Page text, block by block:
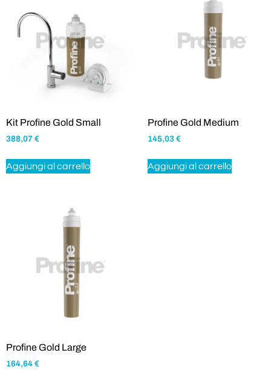
Kit Profine Gold Small
388,07 €
Aggiungi al carrello
Profine Gold Medium
145,03 €
Aggiungi al carrello
Profine Gold Large
164,64 €